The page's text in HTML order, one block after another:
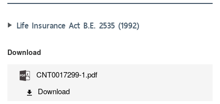
Life Insurance Act B.E. 2535 (1992)
Download
CNT0017299-1.pdf
Download